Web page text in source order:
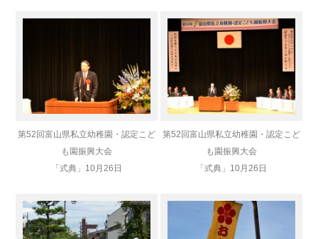
第52回富山県私立幼稚園・認定こど
も園振興大会
「式典」 10月26日
第52回富山県私立幼稚園・認定こど
も園振興大会
「式典」 10月26日